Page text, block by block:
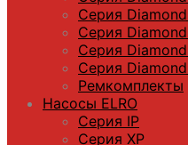
Серия
Серия
Серия
Серия
Ремкомплекты
Насосы ELRO
Серия IP
Серия XP